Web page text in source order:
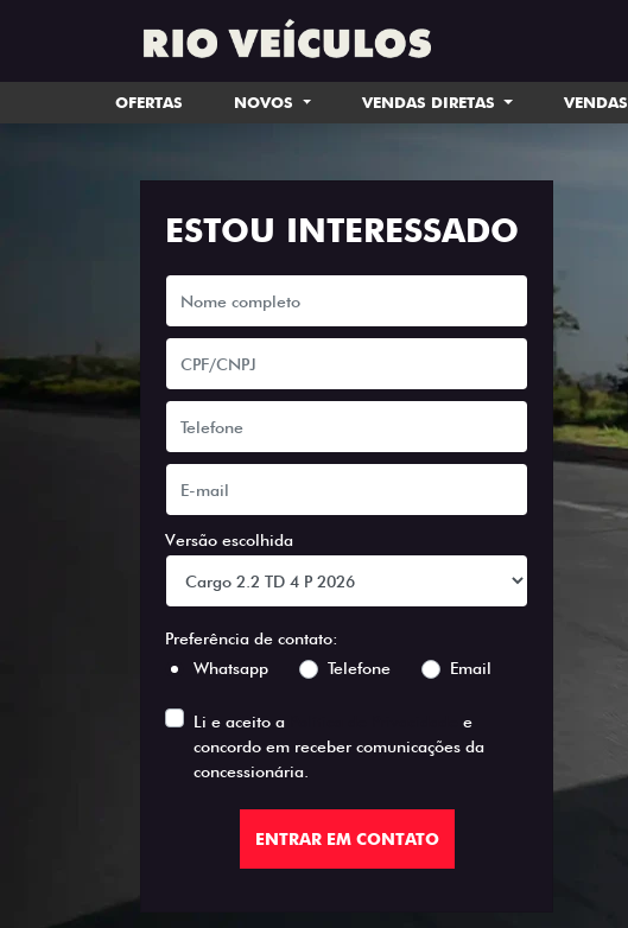
OFERTAS NOVOS VENDAS DIRETAS
ESTOU INTERESSADO
Versão escolhida
Preferência de contato:
Whatsapp
Telefone Email
Li e aceito a
e
concordo em receber comunicações da
concessionária.
ENTRAR EM CONTATO